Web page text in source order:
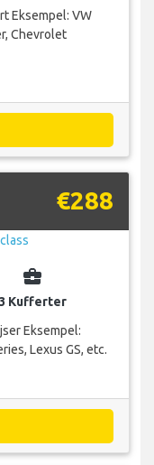
Eksempel: VW
Chevrolet
€288
business_center
3 Kufferter
Eksempel:
Lexus GS, etc.